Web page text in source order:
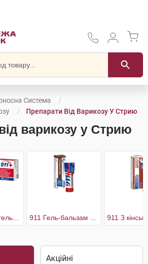
Система
Препарати Від Варикозу У Стрию
варикозу у Стрию